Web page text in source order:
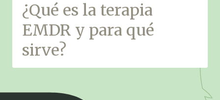
¿Qué es la terapia
EMDR y para qué
sirve?